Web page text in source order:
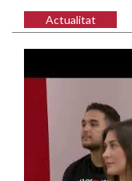
Actualitat